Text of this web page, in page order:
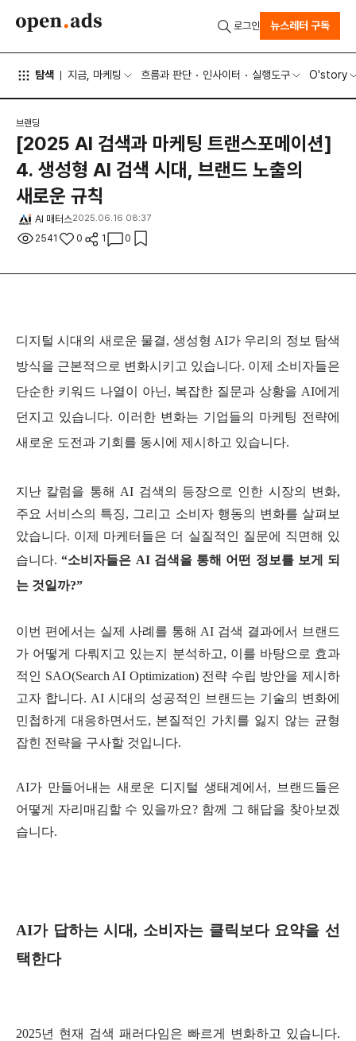
탐색 지금, 마케팅 흐름과 판단 인사이터 실행도구 O'story
로그인 뉴스레터 구독
브랜딩
[2025 AI 검색과 마케팅 트랜스포메이션]
4. 생성형 AI 검색 시대, 브랜드 노출의
새로운 규칙
AI 매터스2025.06.16 08:37
2541 0 1 0
디지털 시대의 새로운 물결, 생성형 AI가 우리의 정보 탐색
방식을 근본적으로 변화시키고 있습니다. 이제 소비자들은
단순한 키워드 나열이 아닌, 복잡한 질문과 상황을 AI에게
던지고 있습니다. 이러한 변화는 기업들의 마케팅 전략에
새로운 도전과 기회를 동시에 제시하고 있습니다.
지난 칼럼을 통해 AI 검색의 등장으로 인한 시장의 변화,
주요 서비스의 특징, 그리고 소비자 행동의 변화를 살펴보
았습니다. 이제 마케터들은 더 실질적인 질문에 직면해 있
습니다. “소비자들은 AI 검색을 통해 어떤 정보를 보게 되
는 것일까?”
이번 편에서는 실제 사례를 통해 AI 검색 결과에서 브랜드
가 어떻게 다뤄지고 있는지 분석하고, 이를 바탕으로 효과
적인 SAO(Search AI Optimization) 전략 수립 방안을 제시하
고자 합니다. AI 시대의 성공적인 브랜드는 기술의 변화에
민첩하게 대응하면서도, 본질적인 가치를 잃지 않는 균형
잡힌 전략을 구사할 것입니다.
AI가 만들어내는 새로운 디지털 생태계에서, 브랜드들은
어떻게 자리매김할 수 있을까요? 함께 그 해답을 찾아보겠
습니다.
AI가 답하는 시대, 소비자는 클릭보다 요약을 선
택한다
2025년 현재 검색 패러다임은 빠르게 변화하고 있습니다.